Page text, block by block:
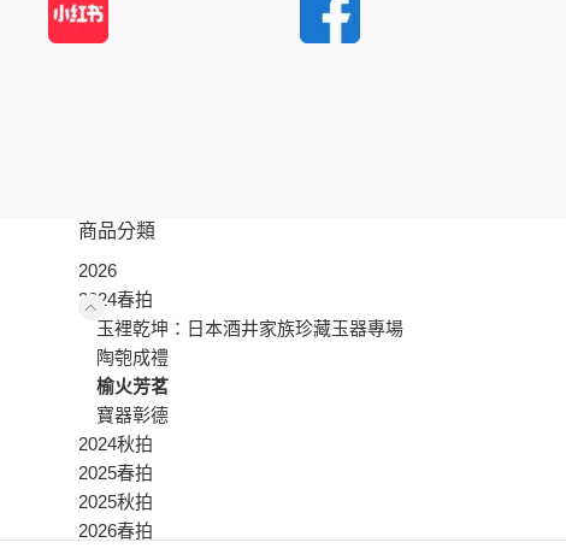
商品分類
2026
2024春拍
玉裡乾坤：日本酒井家族珍藏玉器專場
陶匏成禮
榆火芳茗
寶器彰德
2024秋拍
2025春拍
2025秋拍
2026春拍